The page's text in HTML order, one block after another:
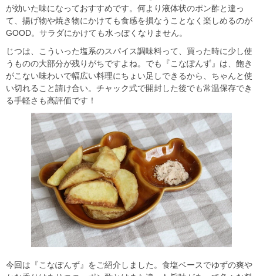
が効いた味になっておすすめです。何より液体状のポン酢と違っ
て、揚げ物や焼き物にかけても食感を損なうことなく楽しめるのが
GOOD。サラダにかけても水っぽくなりません。
じつは、こういった塩系のスパイス調味料って、買った時に少し使
うものの大部分が残りがちですよね。でも『こなぽんず』は、飽き
がこない味わいで幅広い料理にちょい足しできるから、ちゃんと使
い切れること請け合い。チャック式で開封した後でも常温保存でき
る手軽さも高評価です！
今回は『こなぽんず』をご紹介しました。食塩ベースでゆずの爽や